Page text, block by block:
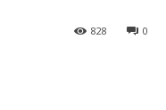
0
828